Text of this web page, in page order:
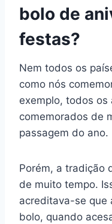
bolo de
festas?
Nem todos os
como nós
exemplo, todos os
comemorados de
passagem do ano.
Porém, a tradição
de muito tempo.
acreditava-se que
bolo, quando